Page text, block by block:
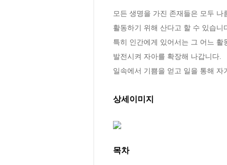
모든 생명을 가진 존재들은 모두
활동하기 위해 산다고 할 수 있습니
특히 인간에게 있어서는 그 어느
발전시켜 자아를 확장해 나갑니다.
일속에서 기쁨을 얻고 일을 통해
상세이미지
목차